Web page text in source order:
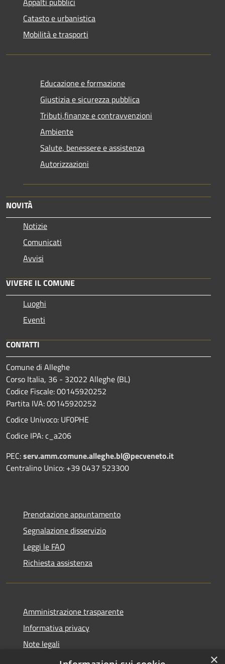
Catasto e urbanistica
Mobilità e trasporti
Educazione e formazione
Giustizia e sicurezza pubblica
Tributi,finanze e contravvenzioni
Ambiente
Salute, benessere e assistenza
Autorizzazioni
NOVITÀ
Notizie
Comunicati
Avvisi
VIVERE IL COMUNE
Luoghi
Eventi
CONTATTI
Comune di Alleghe
Corso Italia, 36 - 32022 Alleghe (BL)
Codice Fiscale: 00145920252
Partita IVA: 00145920252
Codice Univoco: UF0PHE
Codice IPA: c_a206
PEC:serv.amm.comune.alleghe.bl@pecveneto.it
Centralino Unico: +39 0437 523300
Prenotazione appuntamento
Segnalazione disservizio
Leggi le FAQ
Richiesta assistenza
Amministrazione trasparente
Informativa privacy
Note legali
Dichiarazione di accessibilità
×